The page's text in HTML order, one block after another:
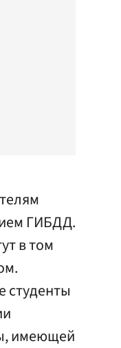
ГИБДД.
в том
студенты
имеющей